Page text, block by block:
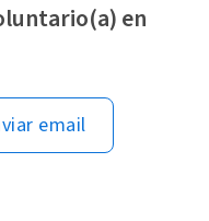
en
email